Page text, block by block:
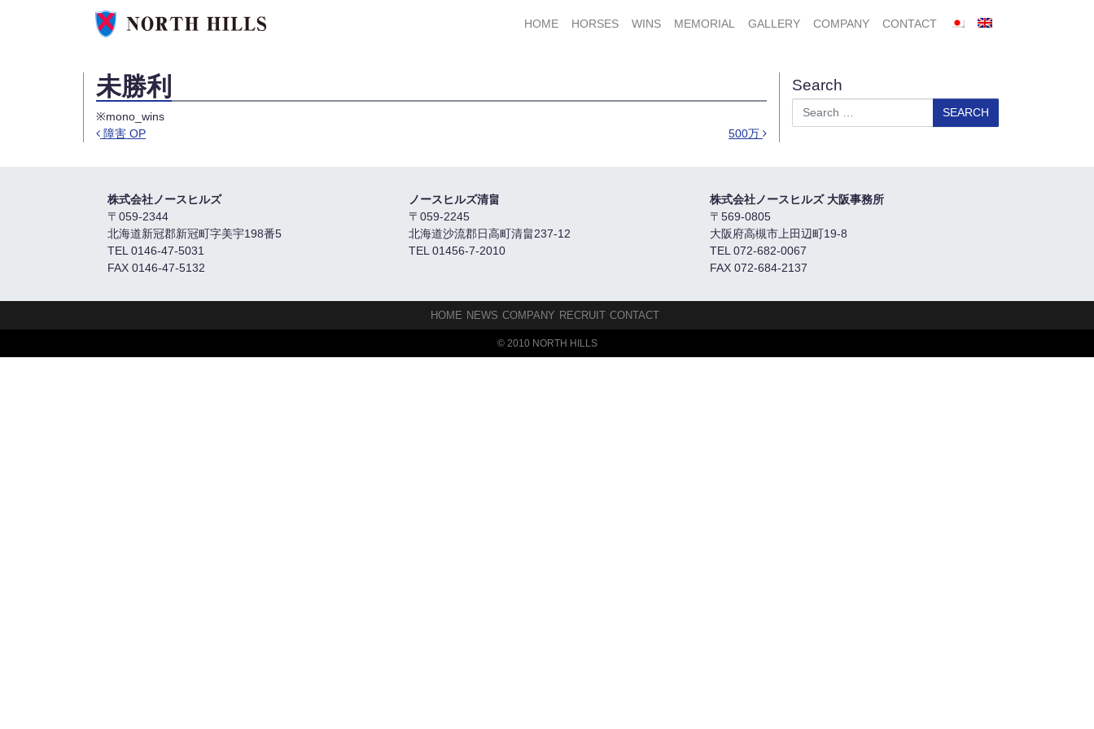
HOME
HORSES WINS MEMORIAL GALLERY COMPANY CONTACT
未勝利
※mono_wins
障害 OP 500万
Search
Search
株式会社ノースヒルズ
〒059-2344
北海道新冠郡新冠町字美宇198番5
TEL 0146-47-5031
FAX 0146-47-5132
ノースヒルズ清畠
〒059-2245
北海道沙流郡日高町清畠237-12
TEL 01456-7-2010
株式会社ノースヒルズ 大阪事務所
〒569-0805
大阪府高槻市上田辺町19-8
TEL 072-682-0067
FAX 072-684-2137
HOME NEWS COMPANY RECRUIT CONTACT
© 2010 NORTH HILLS